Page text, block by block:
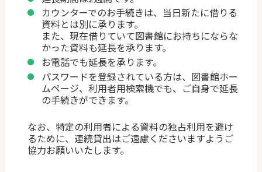
カウンターでのお手続きは、当日新たに借りる
資料とは別に承ります。
また、現在借りていて図書館にお持ちにならな
かった資料も延長を承ります。
お電話でも延長を承ります。
パスワードを登録されている方は、図書館ホー
ムページ、利用者用検索機でも、ご自身で延長
の手続きができます。
なお、特定の利用者による資料の独占利用を避け
るために、連続貸出はご遠慮くださいますようご
協力お願いいたします。